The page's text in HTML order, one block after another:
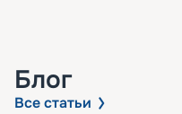
Блог
Все статьи